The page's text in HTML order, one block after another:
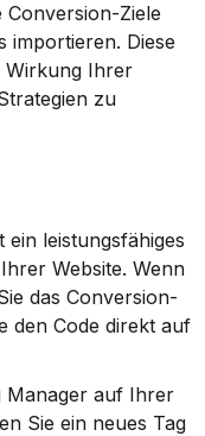
Ziele
importieren. Diese
Wirkung Ihrer
zu
ein leistungsfähiges
Website. Wenn
das Conversion-
den Code direkt auf
Manager auf Ihrer
Sie ein neues Tag